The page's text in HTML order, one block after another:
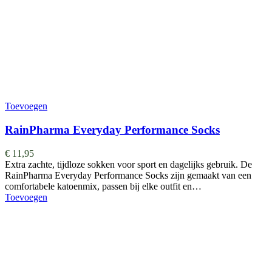
Toevoegen
RainPharma Everyday Performance Socks
€ 11,95
Extra zachte, tijdloze sokken voor sport en dagelijks gebruik. De
RainPharma Everyday Performance Socks zijn gemaakt van een
comfortabele katoenmix, passen bij elke outfit en…
Toevoegen